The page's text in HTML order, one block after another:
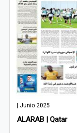
| Junio 2025
ALARAB | Qatar